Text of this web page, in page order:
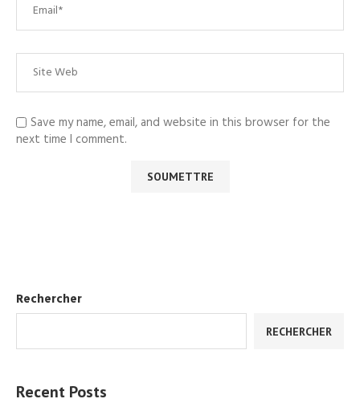
Save my name, email, and website in this browser for the
next time I comment.
Rechercher
RECHERCHER
Recent Posts